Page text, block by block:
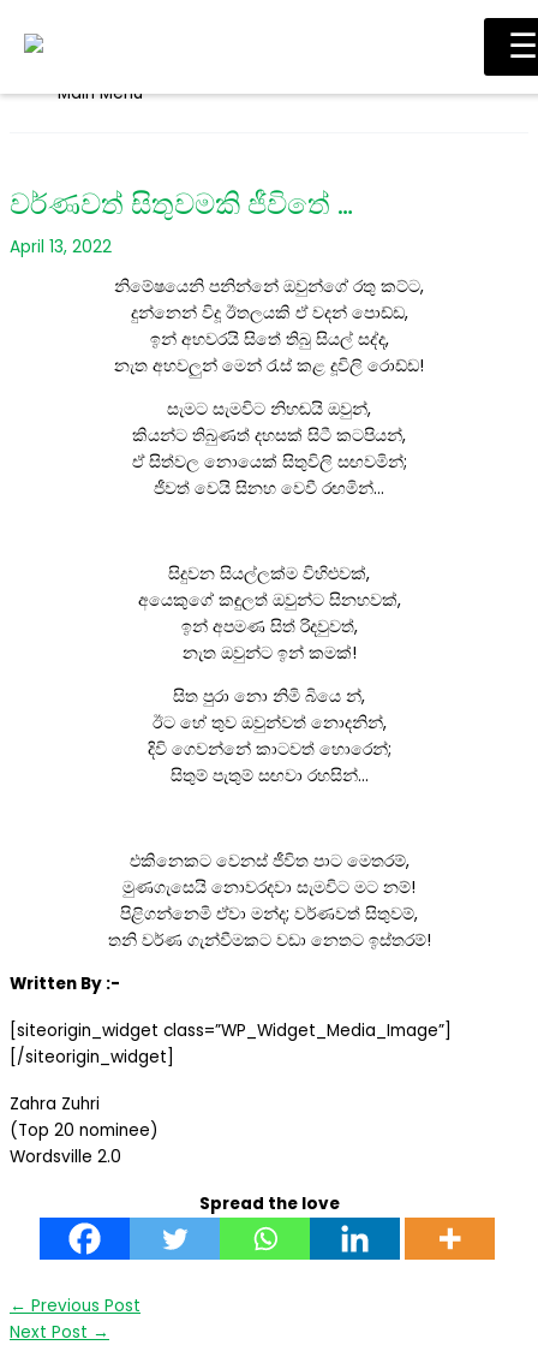
Main Menu
වර්ණවත් සිතුවමකි ජීවිතේ …
April 13, 2022
නිමේෂයෙනි පනින්නේ ඔවුන්ගේ රතු කට්ට,
දුන්නෙන් විදූ ඊතලයකි ඒ වදන් පොඩ්ඩ,
ඉන් අහවරයි සිතේ තිබු සියල් සද්ද,
නැත අහවලුන් මෙන් රැස් කළ දූවිලි රොඩ්ඩ!
සැමට සැමවිට නිහඬයි ඔවුන්,
කියන්ට තිබුණත් දහසක් සිටී කටපියන්,
ඒ සිත්වල නොයෙක් සිතුවිලි සඟවමින්;
ජීවත් වෙයි සිනහ වෙවී රඟමින්…
සිදුවන සියල්ලක්ම විහිළුවක්,
අයෙකුගේ කඳුලත් ඔවුන්ට සිනහවක්,
ඉන් අපමණ සිත් රිදවුවත්,
නැත ඔවුන්ට ඉන් කමක්!
සිත පුරා නො නිමි බියෙ න්,
ඊට හේ තුව ඔවුන්වත් නොදනින්,
දිවි ගෙවන්නේ කාටවත් හොරෙන්;
සිතුම් පැතුම් සඟවා රහසින්…
එකිනෙකට වෙනස් ජීවිත පාට මෙතරම්,
මුණගැසෙයි නොවරදවා සැමවිට මට නම්!
පිළිගන්නෙමි ඒවා මන්ද; වර්ණවත් සිතුවම්,
තනි වර්ණ ගැන්වීමකට වඩා නෙතට ඉස්තරම්!
Written By :-
[siteorigin_widget class=”WP_Widget_Media_Image”]
[/siteorigin_widget]
Zahra Zuhri
(Top 20 nominee)
Wordsville 2.0
Spread the love
← Previous Post
Next Post →
☰